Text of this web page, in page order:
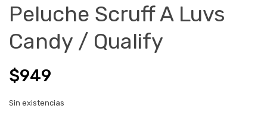
Peluche Scruff A Luvs
Candy / Qualify
$949
Sin existencias